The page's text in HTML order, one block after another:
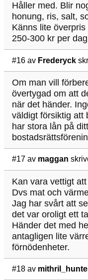
Håller med. Blir
honung, ris, salt,
Känns lite
250-300 kr per
#16 av Frederyck
Om man vill
övertygad om att
när det händer.
väldigt försiktig att
har stora lån på
#17 av maggan
Kan vara vettigt
Dvs mat och
Jag har svårt att
det var oroligt ett
Händer det med
antagligen lite
förnödenheter.
#18 av